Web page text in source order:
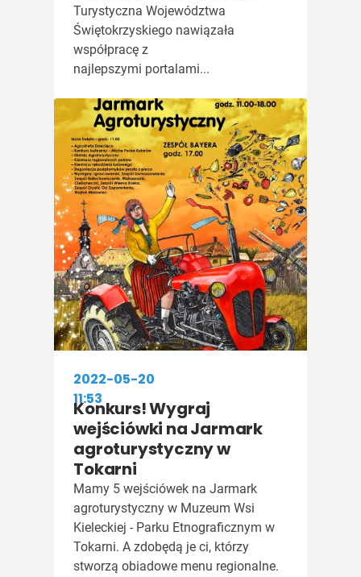
Turystyczna Województwa
Świętokrzyskiego nawiązała
współpracę z
najlepszymi portalami...
2022-05-20
11:53
Konkurs! Wygraj
wejściówki na Jarmark
agroturystyczny w
Tokarni
Mamy 5 wejściówek na Jarmark
agroturystyczny w Muzeum Wsi
Kieleckiej - Parku Etnograficznym w
Tokarni. A zdobędą je ci, którzy
stworzą obiadowe menu regionalne.